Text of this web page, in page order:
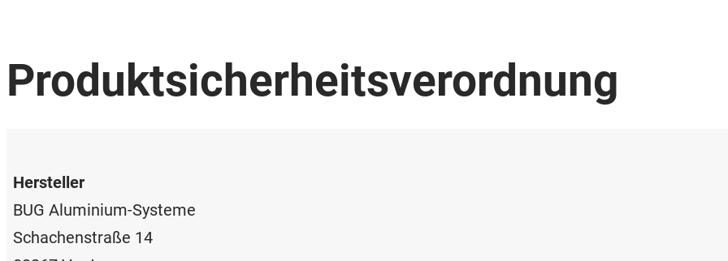
Produktsicherheitsverordnung
Hersteller
BUG Aluminium-Systeme
Schachenstraße 14